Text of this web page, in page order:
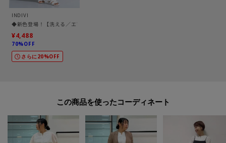
-・-・-・-・-・-・-・-・-・-・-・-・-・-・-・-・-・-・-・-・-・-
■気になるアイテムは『お気に入り登録』がおすすめです！■
＜お気に入り登録とは？＞
オンラインサイトの各アイテムにある「ハートマーク」を
お得な情報をGETできます！！
POINT.1
再入荷通知や、値下げ情報・在庫状況をメルマガにてお知らせ♪
INDIVI
◆新色登場！【洗える／エアリー素材】巻き風ロングスカート
¥4,488
70%OFF
さらに20%OFF
この商品を使った